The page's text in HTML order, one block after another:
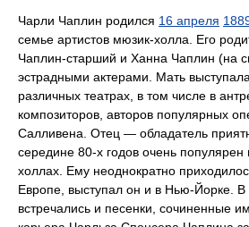
Чарли Чаплин родился 16 апреля
семье артистов мюзик-холла. Его
Чаплин-старший и Ханна Чаплин (на
эстрадными актерами. Мать
различных театрах, в том числе в
композиторов, авторов популярных
Салливена. Отец — обладатель
середине 80-х годов очень популярен
холлах. Ему неоднократно
Европе, выступал он и в Нью-Йорке. В
встречались и песенки, сочиненные